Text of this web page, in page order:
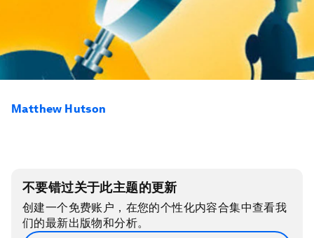
Matthew Hutson
不要错过关于此主题的更新
创建一个免费账户，在您的个性化内容合集中查看我
们的最新出版物和分析。